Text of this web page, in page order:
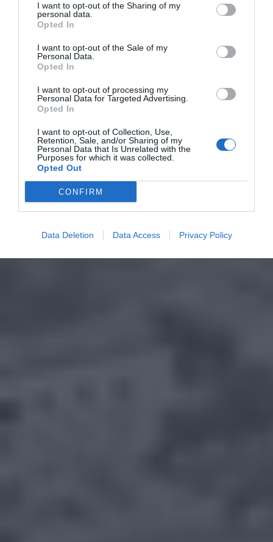
I want to opt-out of the Sharing of my
personal data.
Opted In
I want to opt-out of the Sale of my
Personal Data.
Opted In
I want to opt-out of processing my
Personal Data for Targeted Advertising.
Opted In
I want to opt-out of Collection, Use,
Retention, Sale, and/or Sharing of my
Personal Data that Is Unrelated with the
Purposes for which it was collected.
Opted Out
CONFIRM
Data Deletion Data Access Privacy Policy